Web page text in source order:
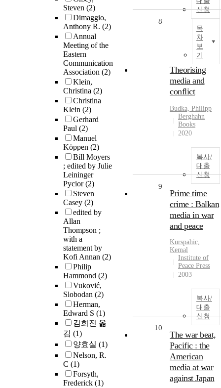
Steven (2)
Dimaggio,
Anthony R. (2)
Annual
Meeting of the
Eastern
Communication
Association (2)
Klein,
Christina (2)
Christina
Klein (2)
Gerhard
Paul (2)
Manuel
Köppen (2)
Bill Moyers
; edited by Julie
Leininger
Pycior(2)
Steven
Casey (2)
edited by
Allan
Thompson ;
with a
statement by
Kofi Annan (2)
Philip
Hammond (2)
Vuković,
Slobodan (2)
Herman,
Edward S (1)
김희진 옮
김 (1)
양효실 (1)
Nelson, R.
C (1)
Forsyth,
Frederick (1)
신청
목
차
보
기
8
Theorising
media and
conflict
Budka, Philipp
Berghahn
Books
2020
복사/
대출
신청
9
Prime time
crime : Balkan
media in war
and peace
Kurspahic,
Kemal
Institute of
Peace Press
2003
복사/
대출
신청
10
The war beat,
Pacific : the
American
media at war
against Japan